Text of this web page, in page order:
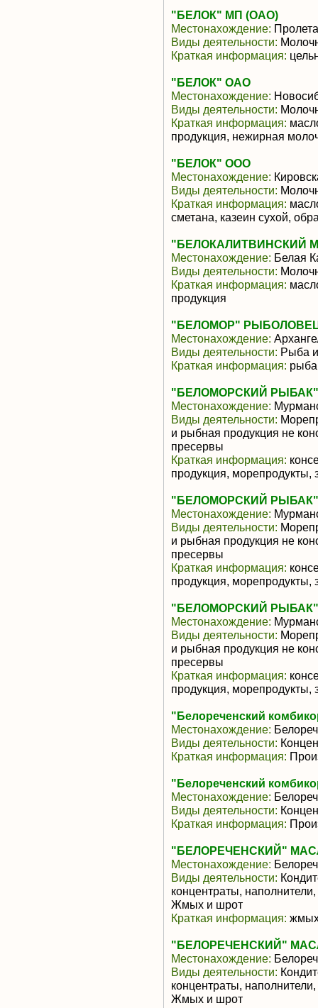
"БЕЛОК" МП (ОАО)
Местонахождение:
Виды деятельности:
Краткая информация:
"БЕЛОК" ОАО
Местонахождение:
Виды деятельности:
Краткая информация:
продукция, нежирная
"БЕЛОК" ООО
Местонахождение:
Виды деятельности:
Краткая информация:
сметана, казеин сухой,
"БЕЛОКАЛИТВИНСКИЙ
Местонахождение: Белая
Виды деятельности:
Краткая информация:
продукция
"БЕЛОМОР"
Местонахождение:
Виды деятельности: Рыба
Краткая информация:
"БЕЛОМОРСКИЙ
Местонахождение:
Виды деятельности:
и рыбная продукция не
пресервы
Краткая информация:
продукция, морепродукты,
"БЕЛОМОРСКИЙ
Местонахождение:
Виды деятельности:
и рыбная продукция не
пресервы
Краткая информация:
продукция, морепродукты,
"БЕЛОМОРСКИЙ
Местонахождение:
Виды деятельности:
и рыбная продукция не
пресервы
Краткая информация:
продукция, морепродукты,
"Белореченский
Местонахождение:
Виды деятельности:
Краткая информация:
"Белореченский
Местонахождение:
Виды деятельности:
Краткая информация:
"БЕЛОРЕЧЕНСКИЙ"
Местонахождение:
Виды деятельности:
концентраты,
Жмых и шрот
Краткая информация:
"БЕЛОРЕЧЕНСКИЙ"
Местонахождение:
Виды деятельности:
концентраты,
Жмых и шрот